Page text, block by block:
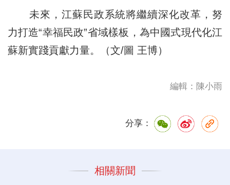
未來，江蘇民政系統將繼續深化改革，努
力打造“幸福民政”省域樣板，為中國式現代化江
蘇新實踐貢獻力量。（文/圖 王博）
編輯：陳小雨
分享：
相關新聞